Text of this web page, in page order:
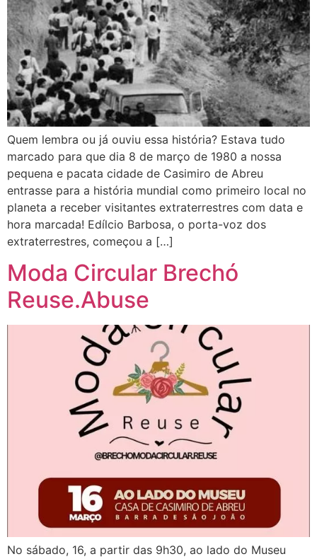
Quem lembra ou já ouviu essa história? Estava tudo
marcado para que dia 8 de março de 1980 a nossa
pequena e pacata cidade de Casimiro de Abreu
entrasse para a história mundial como primeiro local no
planeta a receber visitantes extraterrestres com data e
hora marcada! Edílcio Barbosa, o porta-voz dos
extraterrestres, começou a […]
Moda Circular Brechó
Reuse.Abuse
No sábado, 16, a partir das 9h30, ao lado do Museu